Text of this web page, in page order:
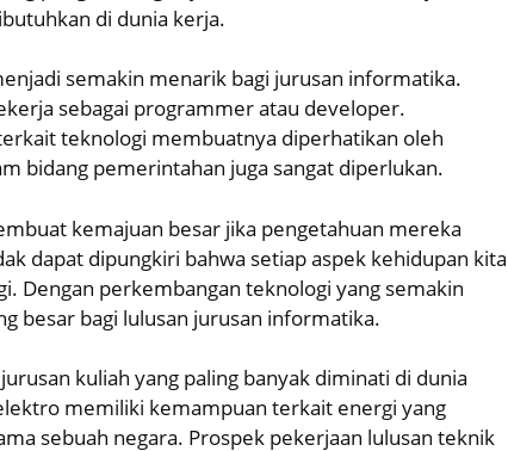
di dunia kerja.
semakin menarik bagi jurusan informatika.
sebagai programmer atau developer.
teknologi membuatnya diperhatikan oleh
bidang pemerintahan juga sangat diperlukan.
kemajuan besar jika pengetahuan mereka
dapat dipungkiri bahwa setiap aspek kehidupan kita
Dengan perkembangan teknologi yang semakin
besar bagi lulusan jurusan informatika.
kuliah yang paling banyak diminati di dunia
memiliki kemampuan terkait energi yang
sebuah negara. Prospek pekerjaan lulusan teknik